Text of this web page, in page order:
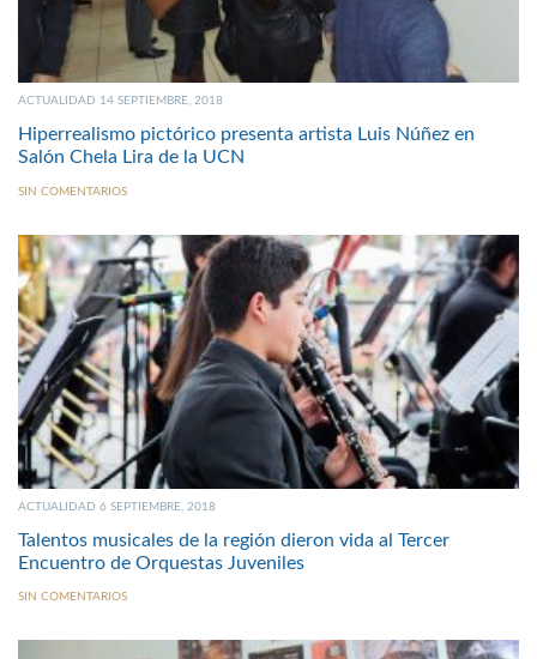
ACTUALIDAD 14 SEPTIEMBRE, 2018
Hiperrealismo pictórico presenta artista Luis Núñez en
Salón Chela Lira de la UCN
SIN COMENTARIOS
ACTUALIDAD 6 SEPTIEMBRE, 2018
Talentos musicales de la región dieron vida al Tercer
Encuentro de Orquestas Juveniles
SIN COMENTARIOS